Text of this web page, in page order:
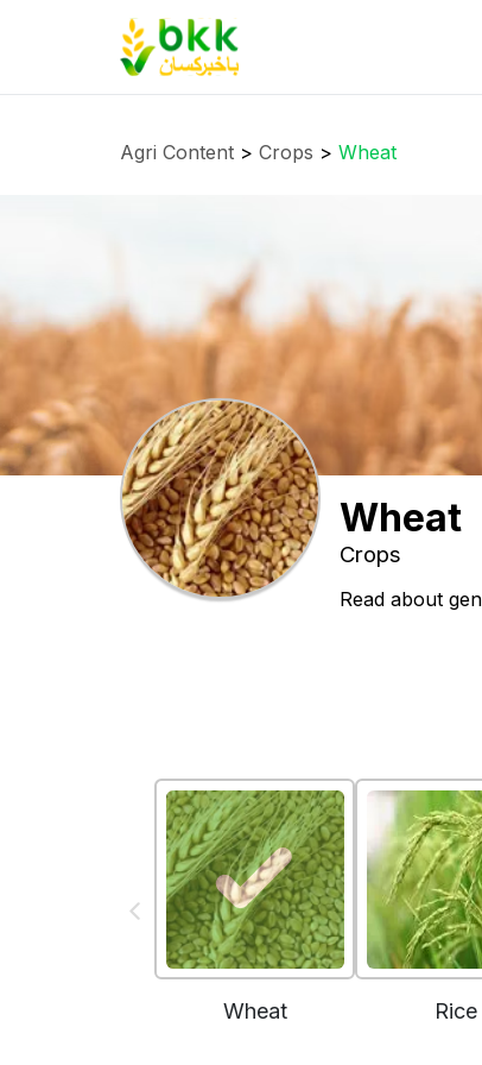
Agri Content > Crops > Wheat
Wheat
Crops
Read about
Wheat Rice